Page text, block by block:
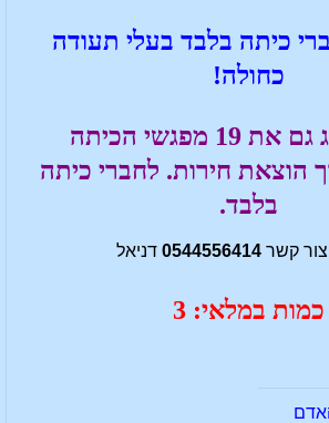
כיתה בלבד בעלי תעודה
כחולה!
ניתן להשיג גם את 19 מפגשי הכיתה
הוצאת חירות. לחברי כיתה
בלבד.
קשר0544556414 דניאל
כמות במלאי: 3